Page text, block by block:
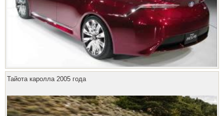
Тайота каролла 2005 года